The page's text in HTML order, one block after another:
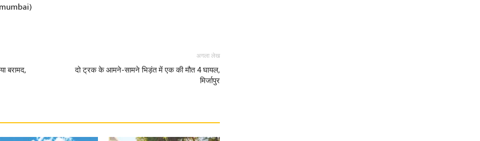
in
बरामद,
अगला लेख
दो ट्रक के आमने-सामने भिड़ंत में एक की मौत 4 घायल,
मिर्जापुर